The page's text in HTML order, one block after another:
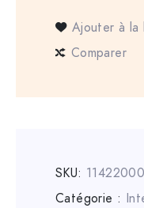
Ajouter à la
Comparer
SKU:
Catégorie :